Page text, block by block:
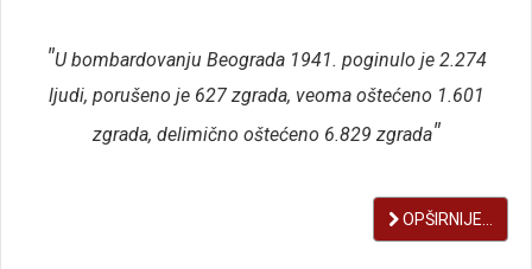
"U bombardovanju Beograda 1941. poginulo je 2.274
ljudi, porušeno je 627 zgrada, veoma oštećeno 1.601
zgrada, delimično oštećeno 6.829 zgrada"
OPŠIRNIJE...